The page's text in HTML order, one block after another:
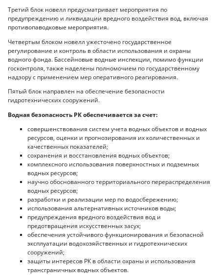
Третий блок новелл предусматривает мероприятия по
предупреждению и ликвидации вредного воздействия вод, включая
противопаводковые мероприятия.
Четвертым блоком новелл ужесточено государственное
регулирование и контроль в области использования и охраны
водного фонда. Бассейновые водные инспекции, помимо функции
госконтроля, также наделены полномочием по государственному
надзору с применением мер оперативного реагирования.
Пятый блок направлен на обеспечение безопасности
гидротехнических сооружений.
Водная безопасность РК обеспечивается за счет:
совершенствования систем учета водных объектов и водных
ресурсов, оценки и прогнозирования их количественных и
качественных показателей;
сохранения и восстановления водных объектов;
комплексного использования поверхностных и подземных
водных ресурсов;
научно обоснованного территориального перераспределения
водных ресурсов;
разработки и реализации мер по водосбережению;
использования альтернативных источников воды;
предупреждения вредного воздействия вод и
предотвращения искусственных засух;
обеспечения устойчивого функционирования и безопасной
эксплуатации водохозяйственных и гидротехнических
сооружений;
защиты интересов РК в области охраны и использования
трансграничных водных объектов.